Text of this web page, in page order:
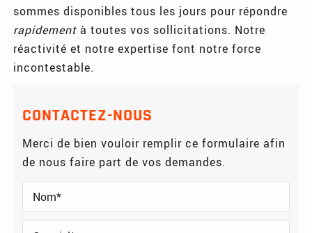
sommes disponibles tous les jours pour répondre
rapidement à toutes vos sollicitations. Notre
réactivité et notre expertise font notre force
incontestable.
CONTACTEZ-NOUS
Merci de bien vouloir remplir ce formulaire afin
de nous faire part de vos demandes.